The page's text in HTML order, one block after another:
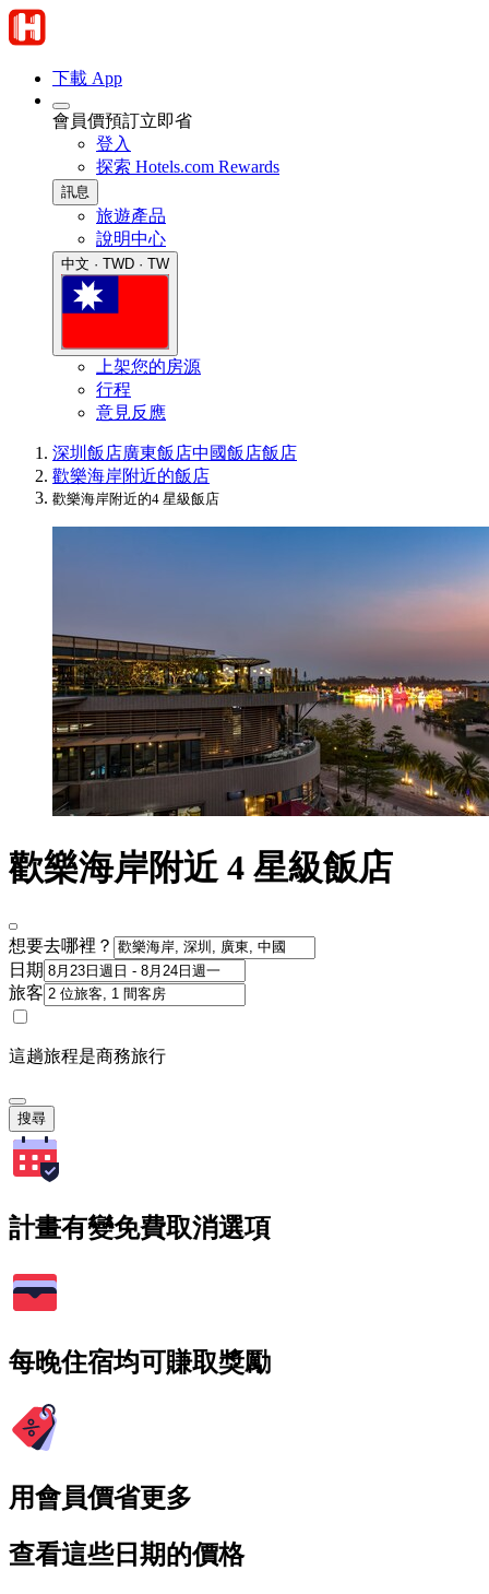
下載 App
會員價預訂立即省
登入
探索 Hotels.com Rewards
訊息
旅遊產品
說明中心
中文 · TWD · TW
上架您的房源
行程
意見反應
深圳飯店廣東飯店中國飯店飯店
歡樂海岸附近的飯店
歡樂海岸附近的4 星級飯店
歡樂海岸附近 4 星級飯店
想要去哪裡？
日期
旅客
這趟旅程是商務旅行
搜尋
計畫有變免費取消選項
每晚住宿均可賺取獎勵
用會員價省更多
查看這些日期的價格